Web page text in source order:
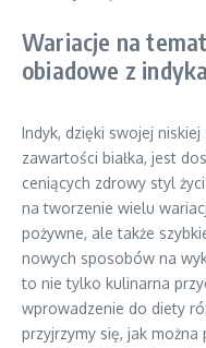
Wariacje na
obiadowe z indyka
Indyk, dzięki swojej
zawartości białka, jest
ceniących zdrowy styl
na tworzenie wielu
pożywne, ale także
nowych sposobów na
to nie tylko kulinarna
wprowadzenie do diety
przyjrzymy się, jak